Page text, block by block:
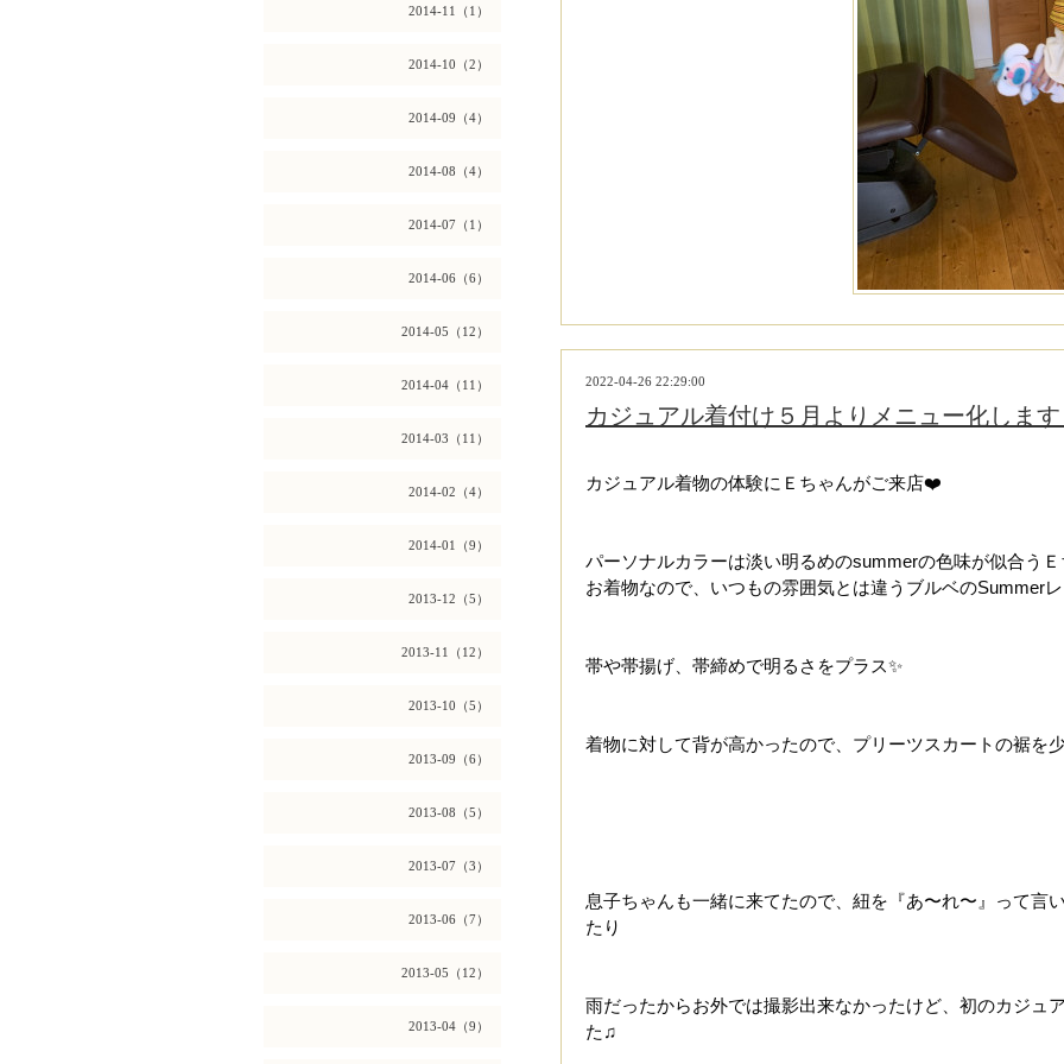
2014-11（1）
2014-10（2）
2014-09（4）
2014-08（4）
2014-07（1）
2014-06（6）
2014-05（12）
2014-04（11）
2014-03（11）
2014-02（4）
2014-01（9）
2013-12（5）
2013-11（12）
2013-10（5）
2013-09（6）
2013-08（5）
2013-07（3）
2013-06（7）
2013-05（12）
2013-04（9）
2022-04-26 22:29:00
カジュアル着付け５月よりメニュー化しま
カジュアル着物の体験にＥちゃんがご来店❤️
パーソナルカラーは淡い明るめのsummerの色味が似合う
お着物なので、いつもの雰囲気とは違うブルベの
帯や帯揚げ、帯締めで明るさをプラス✨
着物に対して背が高かったので、プリーツスカートの裾を
息子ちゃんも一緒に来てたので、紐を『あ〜れ〜』って言
たり
雨だったからお外では撮影出来なかったけど、初のカジュ
た♫